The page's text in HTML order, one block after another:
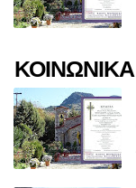
ΚΟΙΝΩΝΙΚΑ